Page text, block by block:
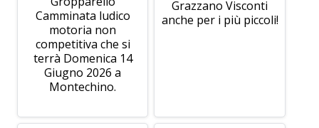
Camminata ludico
motoria non
competitiva che si
terrà Domenica 14
Giugno 2026 a
Montechino.
Grazzano Visconti
anche per i più piccoli!